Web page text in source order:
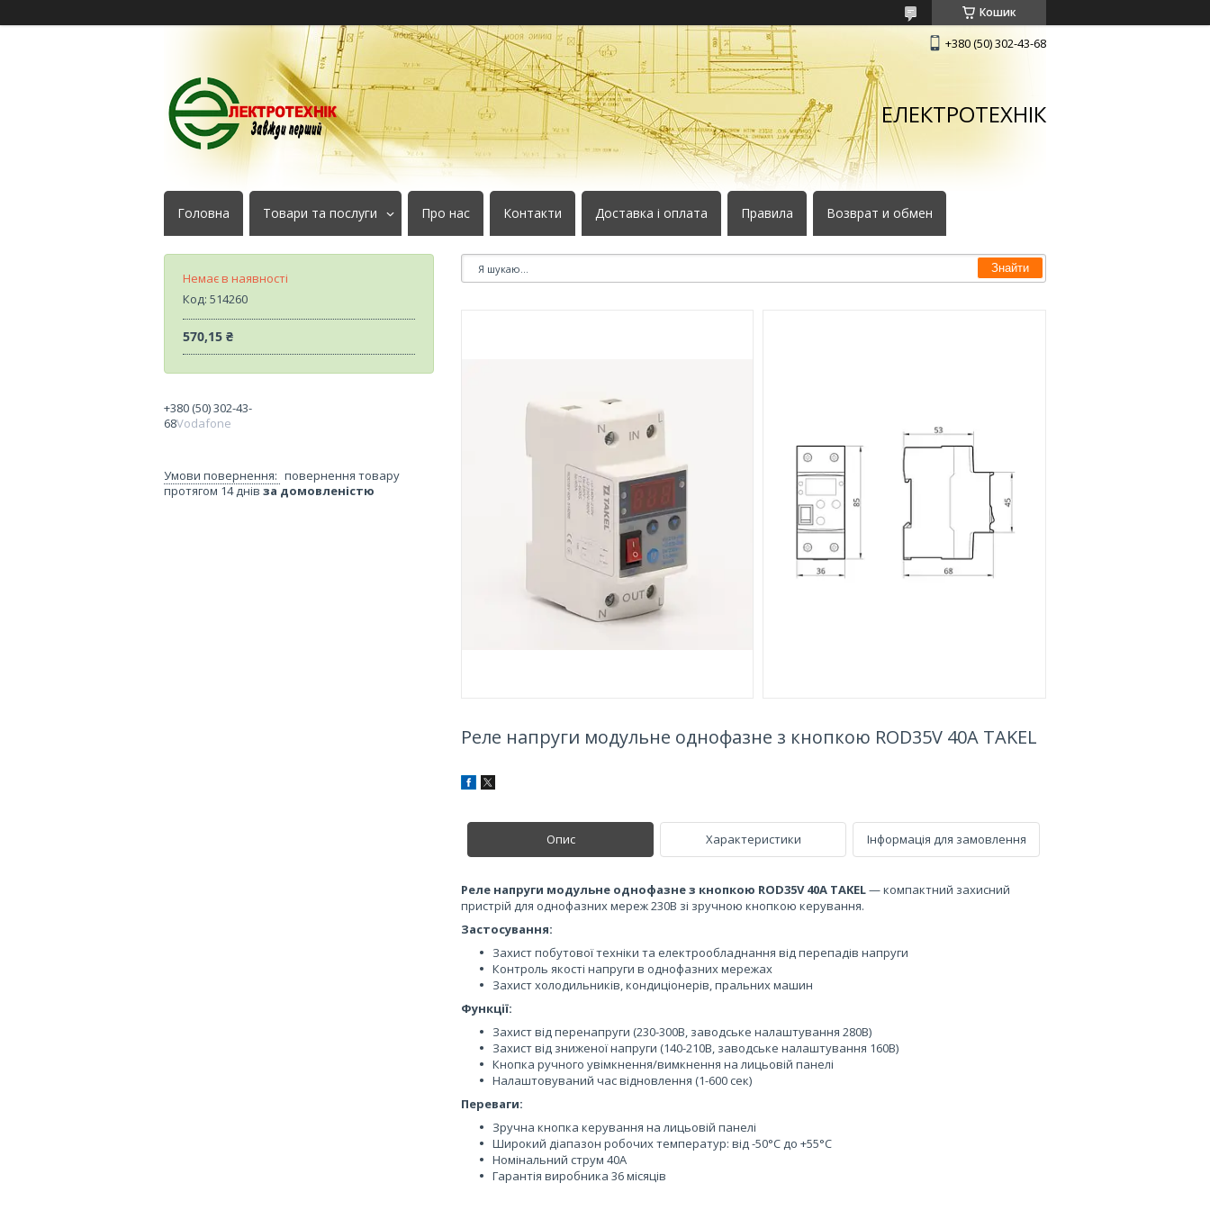
Кошик
+380 (50) 302-43-68
ЕЛЕКТРОТЕХНІК
Головна Товари та послуги Про нас Контакти Доставка і оплата Правила Возврат и обмен
Знайти
Реле напруги модульне однофазне з кнопкою ROD35V 40А TAKEL
Опис Характеристики Інформація для замовлення
Реле напруги модульне однофазне з кнопкою ROD35V 40А TAKEL— компактний захисний
пристрій для однофазних мереж 230В зі зручною кнопкою керування.
Застосування:
Захист побутової техніки та електрообладнання від перепадів напруги
Контроль якості напруги в однофазних мережах
Захист холодильників, кондиціонерів, пральних машин
Функції:
Захист від перенапруги (230-300В, заводське налаштування 280В)
Захист від зниженої напруги (140-210В, заводське налаштування 160В)
Кнопка ручного увімкнення/вимкнення на лицьовій панелі
Налаштовуваний час відновлення (1-600 сек)
Переваги:
Зручна кнопка керування на лицьовій панелі
Широкий діапазон робочих температур: від -50°C до +55°C
Номінальний струм 40А
Гарантія виробника 36 місяців
Немає в наявності
Код: 514260
570,15 ₴
+380 (50) 302-43-
68Vodafone
повернення товару
протягом 14 днів за домовленістю